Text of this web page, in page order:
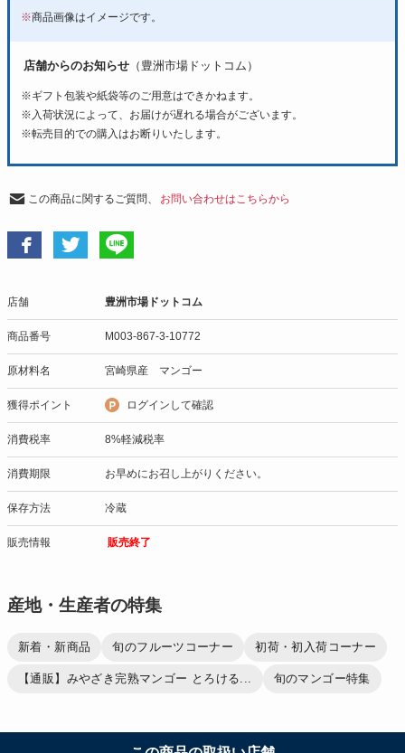
※商品画像はイメージです。
店舗からのお知らせ （豊洲市場ドットコム）
※ギフト包装や紙袋等のご用意はできかねます。
※入荷状況によって、お届けが遅れる場合がございます。
※転売目的での購入はお断りいたします。
この商品に関するご質問、 お問い合わせはこちらから
店舗 豊洲市場ドットコム
商品番号 M003-867-3-10772
原材料名 宮崎県産 マンゴー
獲得ポイント ログインして確認
消費税率 8%軽減税率
消費期限 お早めにお召し上がりください。
保存方法 冷蔵
販売情報 販売終了
産地・生産者の特集
新着・新商品 旬のフルーツコーナー 初荷・初入荷コーナー
【通販】みやざき完熟マンゴー とろける... 旬のマンゴー特集